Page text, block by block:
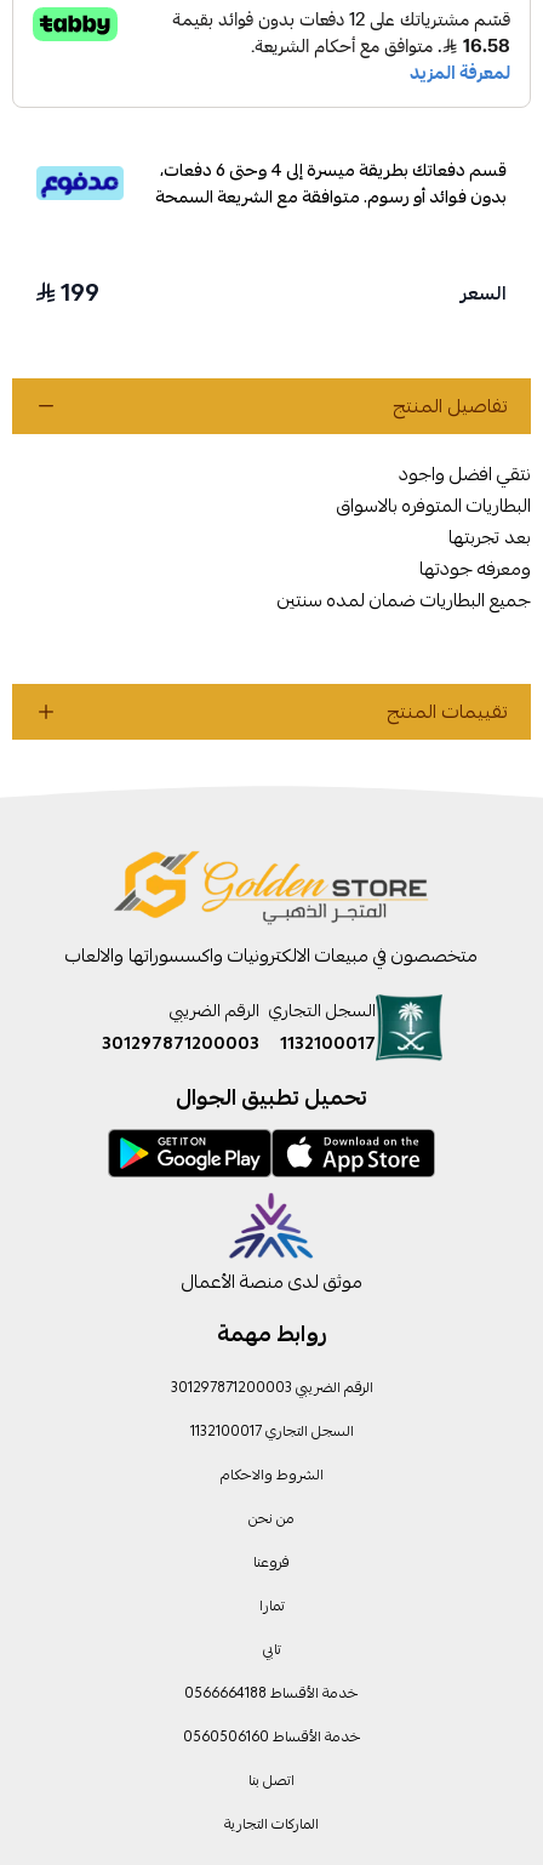
قسم دفعاتك بطريقة ميسرة إلى 4 وحتى 6 دفعات،
بدون فوائد أو رسوم. متوافقة مع الشريعة السمحة
السعر 199
تفاصيل المنتج
نتقي افضل واجود
البطاريات المتوفره بالاسواق
بعد تجربتها
ومعرفه جودتها
جميع البطاريات ضمان لمده سنتين
تقييمات المنتج
روابط مهمة
الرقم الضريبي 301297871200003
السجل التجاري 1132100017
الشروط والاحكام
من نحن
فروعنا
تمارا
تابي
خدمة الأقساط 0566664188
خدمة الأقساط 0560506160
اتصل بنا
الماركات التجارية
متخصصون في مبيعات الالكترونيات واكسسوراتها والالعاب
السجل التجاري
1132100017
الرقم الضريبي
301297871200003
تحميل تطبيق الجوال
موثق لدى منصة الأعمال